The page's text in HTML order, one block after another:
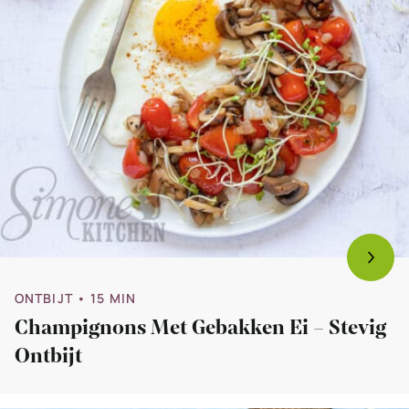
ONTBIJT • 15 MIN
Champignons Met Gebakken Ei – Stevig
Ontbijt